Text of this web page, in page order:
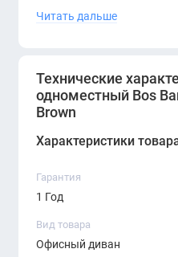
Использование
совершенстве их отделки.
журнальными столиками
элитных и роскошных
Читать дальше
Технические
одноместный Bos
Brown
Характеристики
Гарантия
1 Год
Вид товара
Офисный диван